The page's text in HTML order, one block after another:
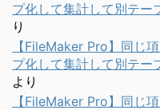
プ化して集計して別テー
り
【FileMaker Pro】同じ
プ化して集計して別テー
より
【FileMaker Pro】同じ